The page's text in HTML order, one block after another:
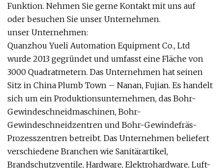
Funktion. Nehmen Sie gerne Kontakt mit uns auf
oder besuchen Sie unser Unternehmen.
unser Unternehmen:
Quanzhou Yueli Automation Equipment Co., Ltd
wurde 2013 gegründet und umfasst eine Fläche von
3000 Quadratmetern. Das Unternehmen hat seinen
Sitz in China Plumb Town – Nanan, Fujian. Es handelt
sich um ein Produktionsunternehmen, das Bohr-
Gewindeschneidmaschinen, Bohr-
Gewindeschneidzentren und Bohr-Gewindefräs-
Prozesszentren betreibt. Das Unternehmen beliefert
verschiedene Branchen wie Sanitärartikel,
Brandschutzventile, Hardware, Elektrohardware, Luft-